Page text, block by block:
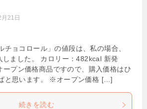
21日
チョコロール」の値段は、私の場合、
しました。 カロリー：482kcal 新発
プン価格商品ですので、購入価格はひ
と思います。 ※オープン価格 […]
続きを読む